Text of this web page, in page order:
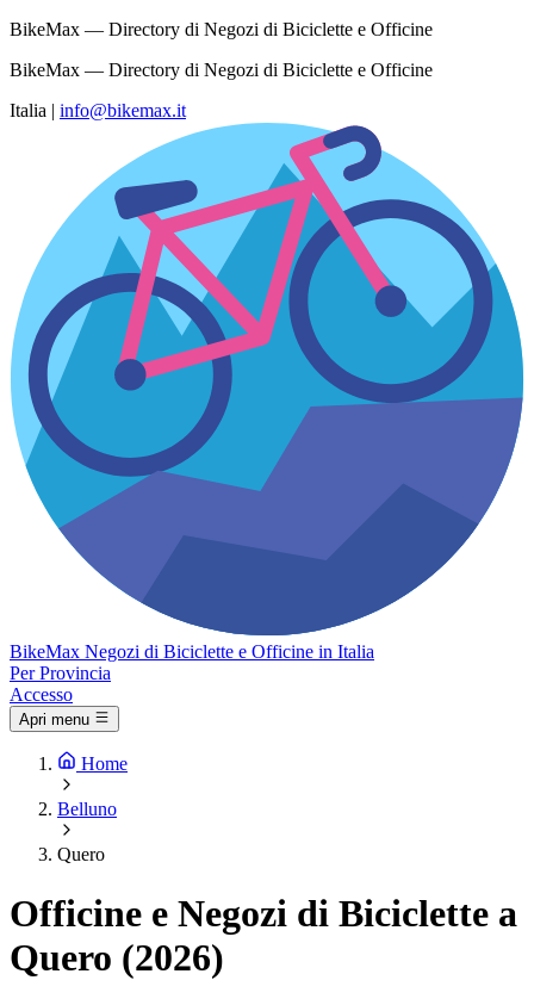
BikeMax — Directory di Negozi di Biciclette e Officine
BikeMax — Directory di Negozi di Biciclette e Officine
Italia | info@bikemax.it
BikeMax Negozi di Biciclette e Officine in Italia
Per Provincia
Accesso
Apri menu
Home
Belluno
Quero
Officine e Negozi di Biciclette a
Quero (2026)